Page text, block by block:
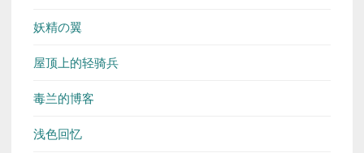
妖精の翼
屋顶上的轻骑兵
毒兰的博客
浅色回忆